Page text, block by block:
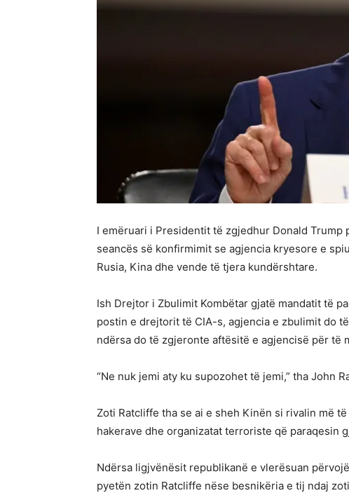
I emëruari i Presidentit të zgjedhur Donald
seancës së konfirmimit se agjencia kryesore e
Rusia, Kina dhe vende të tjera kundërshtare.
Ish Drejtor i Zbulimit Kombëtar gjatë mandatit të
postin e drejtorit të CIA-s, agjencia e zbulimit do
ndërsa do të zgjeronte aftësitë e agjencisë për të
“Ne nuk jemi aty ku supozohet të jemi,” tha John
Zoti Ratcliffe tha se ai e sheh Kinën si rivalin më
hakerave dhe organizatat terroriste që paraqesin
Ndërsa ligjvënësit republikanë e vlerësuan
pyetën zotin Ratcliffe nëse besnikëria e tij ndaj